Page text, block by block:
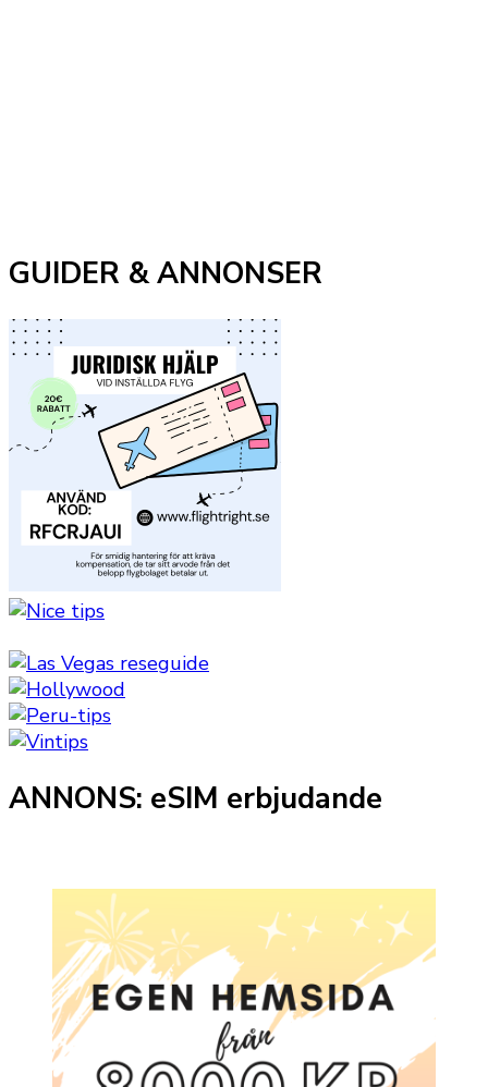
GUIDER & ANNONSER
ANNONS: eSIM erbjudande